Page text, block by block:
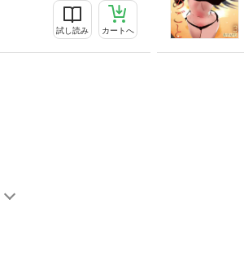
試し読み カートへ